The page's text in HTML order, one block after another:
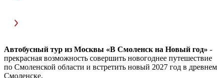
Автобусный тур из Москвы «В Смоленск на Новый год» -
прекрасная возможность совершить новогоднее путешествие
по Смоленской области и встретить новый 2027 год в древнем
Смоленске.